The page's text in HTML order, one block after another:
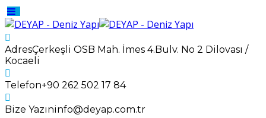
AdresÇerkeşli OSB Mah. İmes 4.Bulv. No 2 Dilovası /
Kocaeli
Telefon+90 262 502 17 84
Bize Yazıninfo@deyap.com.tr